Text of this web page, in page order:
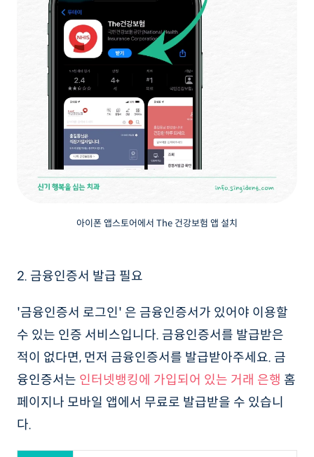
아이폰 앱스토어에서 The 건강보험 앱 설치
2. 금융인증서 발급 필요
'금융인증서 로그인' 은 금융인증서가 있어야 이용할
수 있는 인증 서비스입니다. 금융인증서를 발급받은
적이 없다면, 먼저 금융인증서를 발급받아주세요. 금
융인증서는 인터넷뱅킹에 가입되어 있는 거래 은행 홈
페이지나 모바일 앱에서 무료로 발급받을 수 있습니
다.